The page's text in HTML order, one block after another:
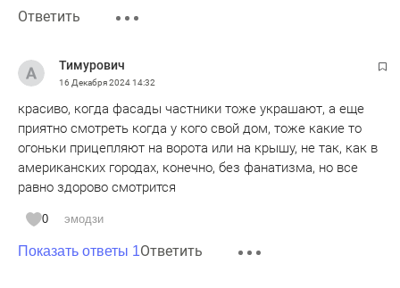
Ответить
Тимурович
16 Декабря 202414:32
красиво, когда фасады частники тоже украшают, а еще
приятно смотреть когда у кого свой дом, тоже какие то
огоньки прицепляют на ворота или на крышу, не так, как в
американских городах, конечно, без фанатизма, но все
равно здорово смотрится
0 эмодзи
Показать ответы 1Ответить